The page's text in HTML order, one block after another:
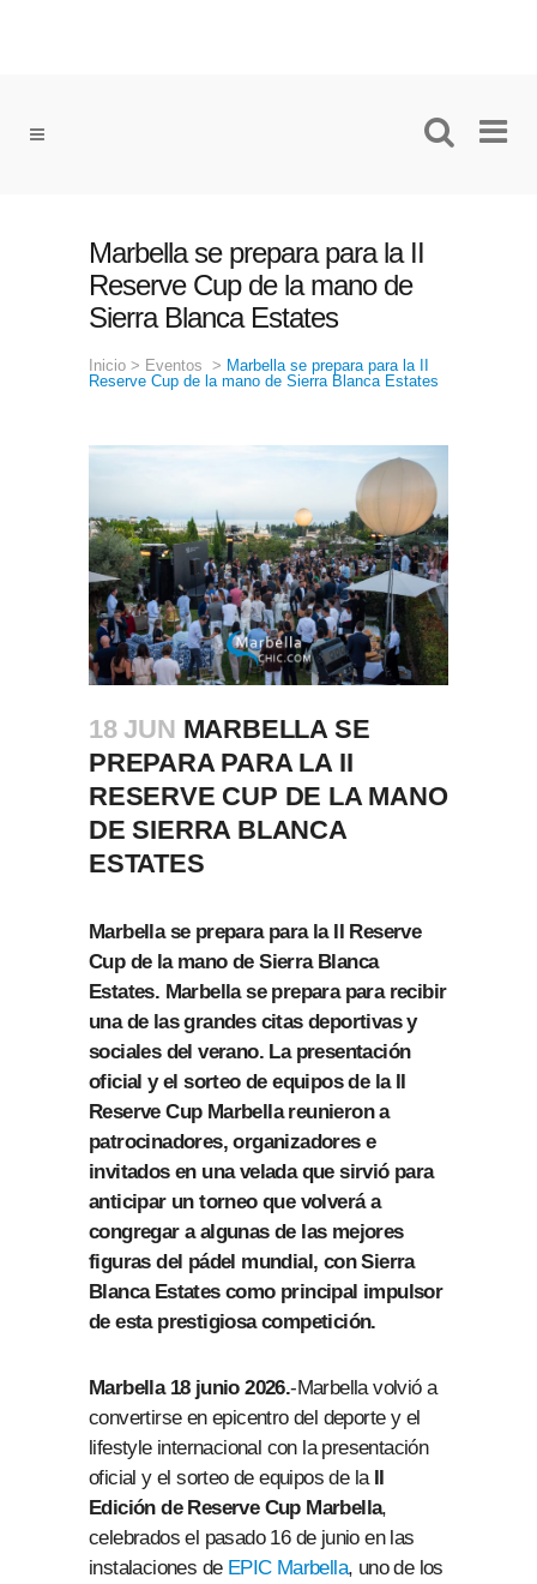
Marbella se prepara para la II
Reserve Cup de la mano de
Sierra Blanca Estates
Inicio > Eventos > Marbella se prepara para la II
Reserve Cup de la mano de Sierra Blanca Estates
18 JUN MARBELLA SE
PREPARA PARA LA II
RESERVE CUP DE LA MANO
DE SIERRA BLANCA
ESTATES
Marbella se prepara para la II Reserve
Cup de la mano de Sierra Blanca
Estates. Marbella se prepara para recibir
una de las grandes citas deportivas y
sociales del verano. La presentación
oficial y el sorteo de equipos de la II
Reserve Cup Marbella reunieron a
patrocinadores, organizadores e
invitados en una velada que sirvió para
anticipar un torneo que volverá a
congregar a algunas de las mejores
figuras del pádel mundial, con Sierra
Blanca Estates como principal impulsor
de esta prestigiosa competición.
Marbella 18 junio 2026.-Marbella volvió a
convertirse en epicentro del deporte y el
lifestyle internacional con la presentación
oficial y el sorteo de equipos de la II
Edición de Reserve Cup Marbella,
celebrados el pasado 16 de junio en las
instalaciones de EPIC Marbella, uno de los